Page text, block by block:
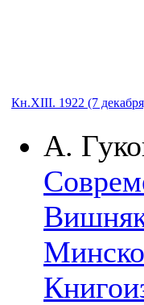
Кн.XIII. 1922 (7
А.